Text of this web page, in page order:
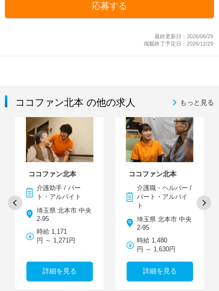
応募する
最終更新日：2026/06/29
掲載終了予定日：2026/12/29
ココファン北本 の他の求人 もっと見る
ココファン北本
介護助手 / パー
ト・アルバイト
埼玉県 北本市 中央
2-95
時給 1,171
円 ～ 1,271円
詳細を見る
ココファン北本
介護職・ヘルパー /
パート・アルバイ
ト
埼玉県 北本市 中央
2-95
時給 1,480
円 ～ 1,630円
詳細を見る